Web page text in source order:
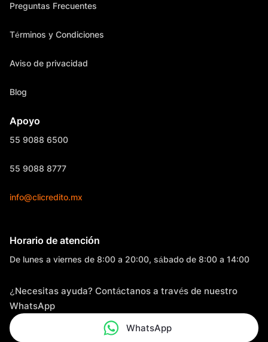
Preguntas Frecuentes
Términos y Condiciones
Aviso de privacidad
Blog
Apoyo
55 9088 6500
55 9088 8777
info@clicredito.mx
Horario de atención
De lunes a viernes de 8:00 a 20:00, sábado de 8:00 a 14:00
¿Necesitas ayuda? Contáctanos a través de nuestro
WhatsApp
WhatsApp